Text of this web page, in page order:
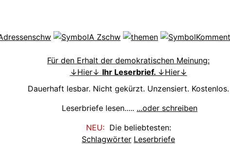
Für den Erhalt der demokratischen Meinung:
↓Hier↓ Ihr Leserbrief. ↓Hier↓
Dauerhaft lesbar. Nicht gekürzt. Unzensiert. Kostenlos.
Leserbriefe lesen..... ...oder schreiben
NEU:Die beliebtesten:
Schlagwörter Leserbriefe